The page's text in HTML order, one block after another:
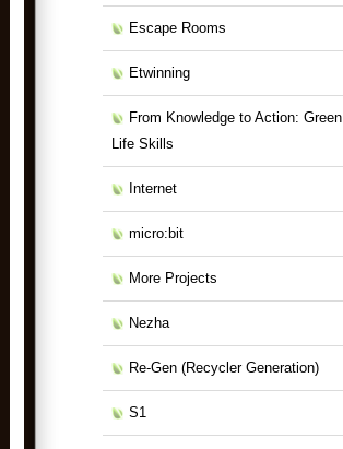
Escape Rooms
Etwinning
From Knowledge to Action: Green
Life Skills
Internet
micro:bit
More Projects
Nezha
Re-Gen (Recycler Generation)
S1